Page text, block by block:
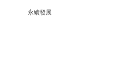
永續發展